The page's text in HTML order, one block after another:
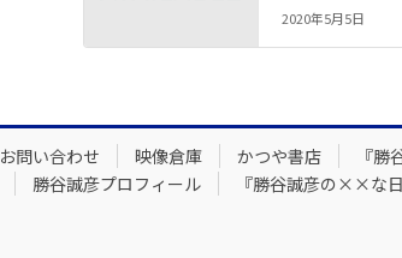
2020年5月5日
お問い合わせ 映像倉庫 かつや書店 『
勝谷誠彦プロフィール 『勝谷誠彦の××な